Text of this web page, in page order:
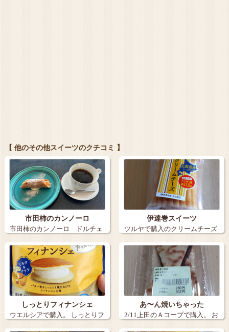
【 他のその他スイーツのクチコミ 】
市田柿のカンノーロ
市田柿のカンノーロ ドルチェ
てす セッ…
伊達巻スイーツ
ツルヤで購入のクリームチーズ
入りの伊達巻…
しっとりフィナンシェ
ウエルシアで購入。 しっとりフ
ィナンシ…
あ〜ん焼いちゃった
2/11上田のＡコープで購入。 お
せん…